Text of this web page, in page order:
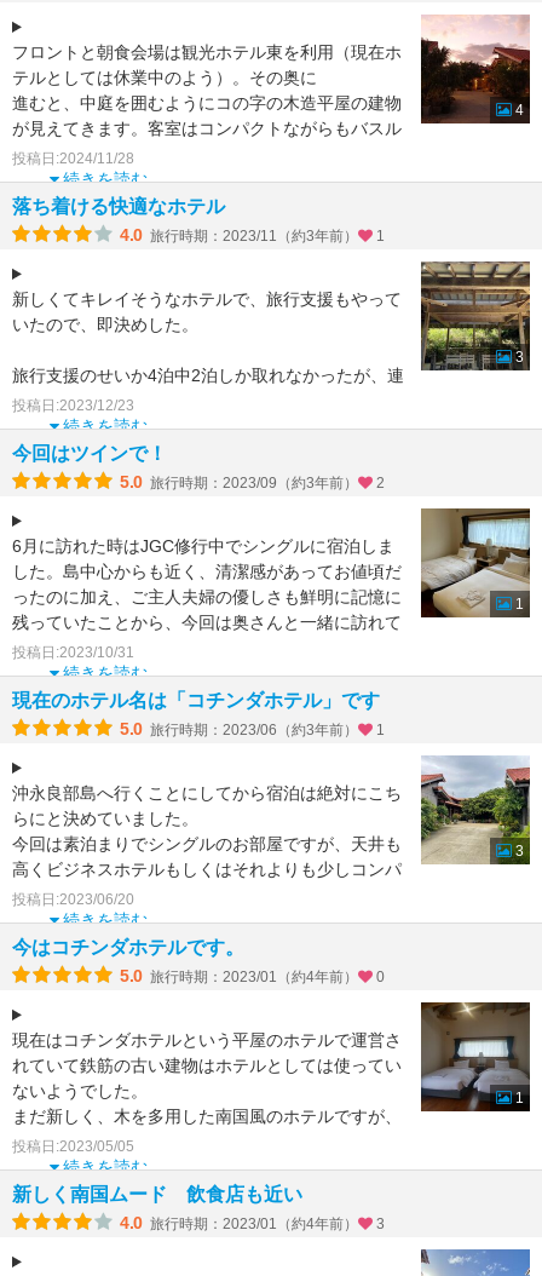
フロントと朝食会場は観光ホテル東を利用（現在ホ
テルとしては休業中のよう）。その奥に
進むと、中庭を囲むようにコの字の木造平屋の建物
が見えてきます。客室はコンパクトながらもバスル
ームとトイレが別で、天
続きを読む
投稿日:2024/11/28
4
落ち着ける快適なホテル
4.0 旅行時期：2023/11（約3年前） 1
新しくてキレイそうなホテルで、旅行支援もやって
いたので、即決めした。
旅行支援のせいか4泊中2泊しか取れなかったが、連
泊できてよかった。
入り口に史跡西郷蘇鉄があり、歴史を感じられる。
続きを読む
投稿日:2023/12/23
3
今回はツインで！
5.0 旅行時期：2023/09（約3年前） 2
6月に訪れた時はJGC修行中でシングルに宿泊しま
した。島中心からも近く、清潔感があってお値頃だ
ったのに加え、ご主人夫婦の優しさも鮮明に記憶に
残っていたことから、今回は奥さんと一緒に訪れて
こちらのツイン
続きを読む
投稿日:2023/10/31
1
現在のホテル名は「コチンダホテル」です
5.0 旅行時期：2023/06（約3年前） 1
沖永良部島へ行くことにしてから宿泊は絶対にこち
らにと決めていました。
今回は素泊まりでシングルのお部屋ですが、天井も
高くビジネスホテルもしくはそれよりも少しコンパ
クトですが一人旅１泊の私には十分の広
続きを読む
投稿日:2023/06/20
3
今はコチンダホテルです。
5.0 旅行時期：2023/01（約4年前） 0
現在はコチンダホテルという平屋のホテルで運営さ
れていて鉄筋の古い建物はホテルとしては使ってい
ないようでした。
まだ新しく、木を多用した南国風のホテルですが、
お風呂は洗い場もある独立したタイプでトイレ
続きを読む
投稿日:2023/05/05
1
新しく南国ムード 飲食店も近い
4.0 旅行時期：2023/01（約4年前） 3